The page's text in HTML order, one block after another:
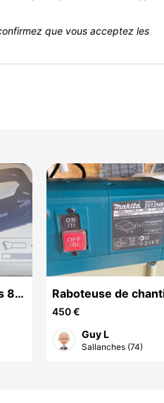
que vous acceptez les
80
Raboteuse de
Makita
450 €
Guy L
Sallanches (74)